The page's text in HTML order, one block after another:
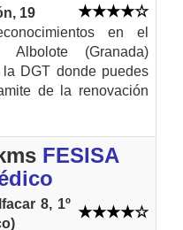
19
en el
Albolote (Granada)
DGT donde puedes
de la renovación
FESISA
8, 1º